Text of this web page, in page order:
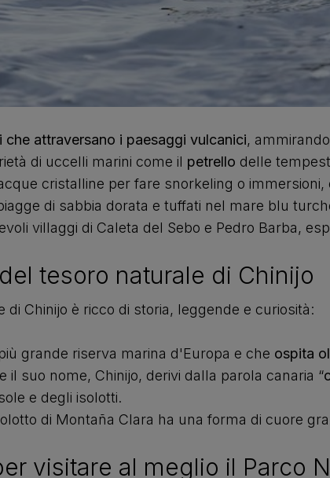
che attraversano i paesaggi vulcanici,
di uccelli marini come il petrello delle
cristalline per fare snorkeling o
di sabbia dorata e tuffati nel mare blu
villaggi di Caleta del Sebo e Pedro Barba,
tesoro naturale di Chinijo
di Chinijo è ricco di storia, leggende e curiosità:
grande riserva marina d'Europa e che ospita
il suo nome, Chinijo, derivi dalla parola canaria “
e degli isolotti.
di Montaña Clara ha una forma di cuore
visitare al meglio il Parco